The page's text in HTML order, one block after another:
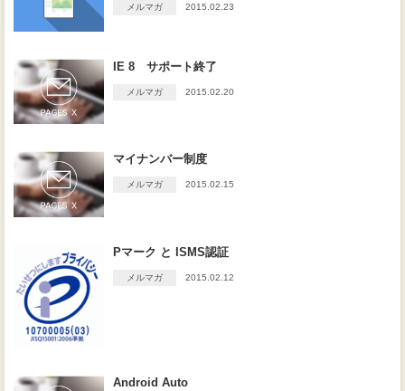
メルマガ 2015.02.23
IE 8 サポート終了
メルマガ 2015.02.20
マイナンバー制度
メルマガ 2015.02.15
Pマーク と ISMS認証
メルマガ 2015.02.12
Android Auto